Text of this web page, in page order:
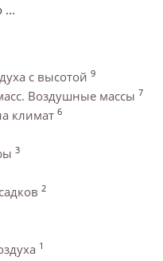
...
с высотой 9
Воздушные массы 7
климат 6
3
2
1